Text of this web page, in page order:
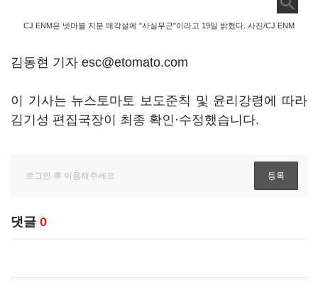
CJ ENM은 넷마블 지분 매각설에 "사실무근"이라고 19일 밝혔다. 사진/CJ ENM
김동현 기자 esc@etomato.com
이 기사는 뉴스토마토 보도준칙 및 윤리강령에 따라
김기성 편집국장이 최종 확인·수정했습니다.
댓글 0